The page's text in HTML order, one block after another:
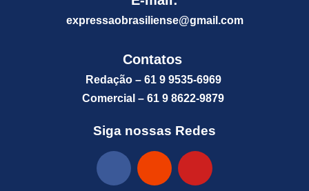
expressaobrasiliense@gmail.com
Contatos
Redação – 61 9 9535-6969
Comercial – 61 9 8622-9879
Siga nossas Redes